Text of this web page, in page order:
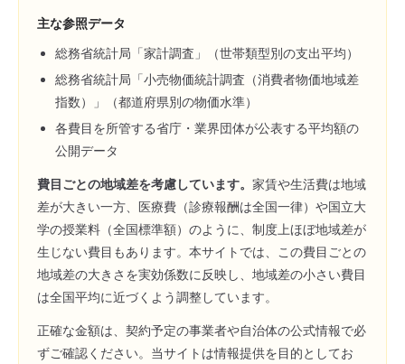
主な参照データ
総務省統計局「家計調査」（世帯類型別の支出平均）
総務省統計局「小売物価統計調査（消費者物価地域差
指数）」（都道府県別の物価水準）
各費目を所管する省庁・業界団体が公表する平均額の
公開データ
費目ごとの地域差を考慮しています。 家賃や生活費は地域
差が大きい一方、医療費（診療報酬は全国一律）や国立大
学の授業料（全国標準額）のように、制度上ほぼ地域差が
生じない費目もあります。本サイトでは、この費目ごとの
地域差の大きさを実効係数に反映し、地域差の小さい費目
は全国平均に近づくよう調整しています。
正確な金額は、契約予定の事業者や自治体の公式情報で必
ずご確認ください。当サイトは情報提供を目的としてお